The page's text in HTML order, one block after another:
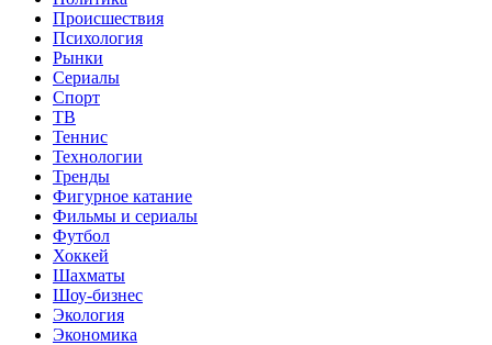
Происшествия
Психология
Рынки
Сериалы
Спорт
ТВ
Теннис
Технологии
Тренды
Фигурное катание
Фильмы и сериалы
Футбол
Хоккей
Шахматы
Шоу-бизнес
Экология
Экономика